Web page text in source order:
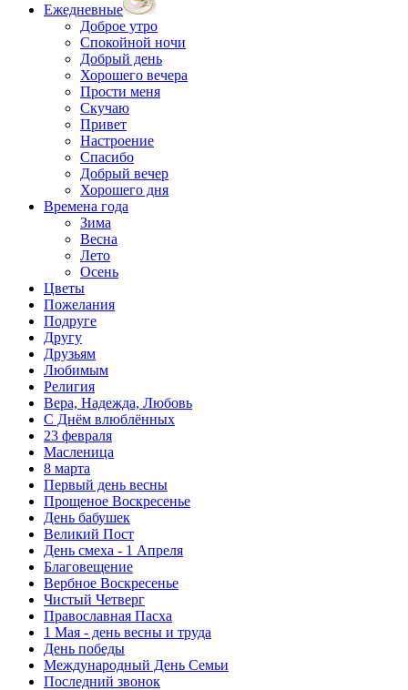
Ежедневные
Доброе утро
Спокойной ночи
Добрый день
Хорошего вечера
Прости меня
Скучаю
Привет
Настроение
Спасибо
Добрый вечер
Хорошего дня
Времена года
Зима
Весна
Лето
Осень
Цветы
Пожелания
Подруге
Другу
Друзьям
Любимым
Религия
Вера, Надежда, Любовь
С Днём влюблённых
23 февраля
Масленица
8 марта
Первый день весны
Прощеное Воскресенье
День бабушек
Великий Пост
День смеха - 1 Апреля
Благовещение
Вербное Воскресенье
Чистый Четверг
Православная Пасха
1 Мая - день весны и труда
День победы
Международный День Семьи
Последний звонок